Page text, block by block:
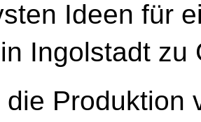
Ideen für
Ingolstadt zu
Produktion